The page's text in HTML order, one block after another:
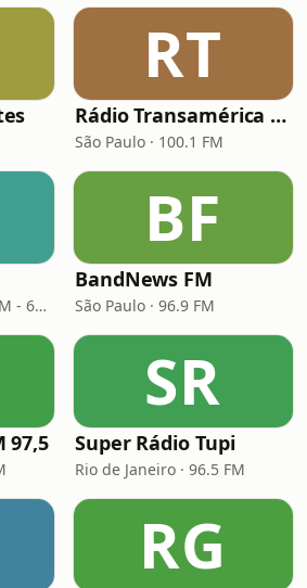
RT
Rádio Transamérica (TMC)
São Paulo · 100.1 FM
Belo Horizonte · 95.7 FM - 610 AM
BF
BandNews FM
São Paulo · 96.9 FM
97,5
SR
Super Rádio Tupi
Rio de Janeiro · 96.5 FM
RG